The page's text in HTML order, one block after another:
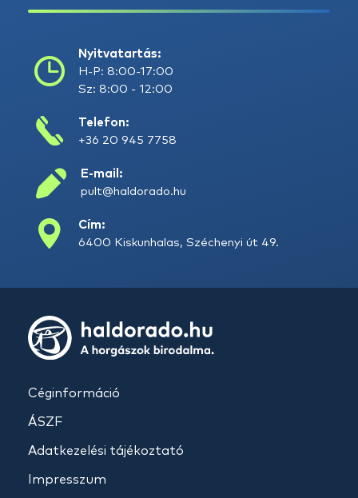
Nyitvatartás:
H-P: 8:00-17:00
Sz: 8:00 - 12:00
Telefon:
+36 20 945 7758
E-mail:
pult@haldorado.hu
Cím:
6400 Kiskunhalas, Széchenyi út 49.
Céginformáció
ÁSZF
Adatkezelési tájékoztató
Impresszum